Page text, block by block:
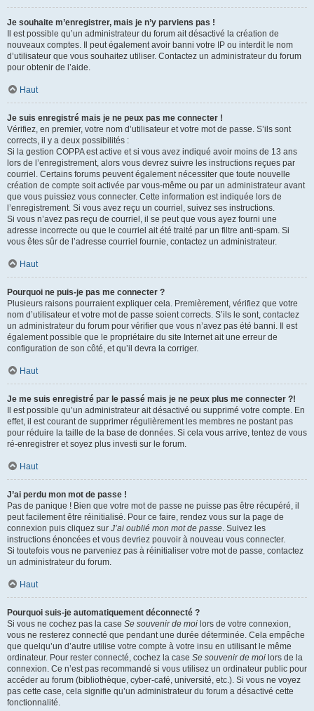
Je souhaite m’enregistrer, mais je n’y parviens pas !
Il est possible qu’un administrateur du forum ait désactivé la création de
nouveaux comptes. Il peut également avoir banni votre IP ou interdit le nom
d’utilisateur que vous souhaitez utiliser. Contactez un administrateur du forum
pour obtenir de l’aide.
Haut
Je suis enregistré mais je ne peux pas me connecter !
Vérifiez, en premier, votre nom d’utilisateur et votre mot de passe. S’ils sont
corrects, il y a deux possibilités :
Si la gestion COPPA est active et si vous avez indiqué avoir moins de 13 ans
lors de l’enregistrement, alors vous devrez suivre les instructions reçues par
courriel. Certains forums peuvent également nécessiter que toute nouvelle
création de compte soit activée par vous-même ou par un administrateur avant
que vous puissiez vous connecter. Cette information est indiquée lors de
l’enregistrement. Si vous avez reçu un courriel, suivez ses instructions.
Si vous n’avez pas reçu de courriel, il se peut que vous ayez fourni une
adresse incorrecte ou que le courriel ait été traité par un filtre anti-spam. Si
vous êtes sûr de l’adresse courriel fournie, contactez un administrateur.
Haut
Pourquoi ne puis-je pas me connecter ?
Plusieurs raisons pourraient expliquer cela. Premièrement, vérifiez que votre
nom d’utilisateur et votre mot de passe soient corrects. S’ils le sont, contactez
un administrateur du forum pour vérifier que vous n’avez pas été banni. Il est
également possible que le propriétaire du site Internet ait une erreur de
configuration de son côté, et qu’il devra la corriger.
Haut
Je me suis enregistré par le passé mais je ne peux plus me connecter ?!
Il est possible qu’un administrateur ait désactivé ou supprimé votre compte. En
effet, il est courant de supprimer régulièrement les membres ne postant pas
pour réduire la taille de la base de données. Si cela vous arrive, tentez de vous
ré-enregistrer et soyez plus investi sur le forum.
Haut
J’ai perdu mon mot de passe !
Pas de panique ! Bien que votre mot de passe ne puisse pas être récupéré, il
peut facilement être réinitialisé. Pour ce faire, rendez vous sur la page de
connexion puis cliquez sur J’ai oublié mon mot de passe. Suivez les
instructions énoncées et vous devriez pouvoir à nouveau vous connecter.
Si toutefois vous ne parveniez pas à réinitialiser votre mot de passe, contactez
un administrateur du forum.
Haut
Pourquoi suis-je automatiquement déconnecté ?
Si vous ne cochez pas la case Se souvenir de moi lors de votre connexion,
vous ne resterez connecté que pendant une durée déterminée. Cela empêche
que quelqu’un d’autre utilise votre compte à votre insu en utilisant le même
ordinateur. Pour rester connecté, cochez la case Se souvenir de moi lors de la
connexion. Ce n’est pas recommandé si vous utilisez un ordinateur public pour
accéder au forum (bibliothèque, cyber-café, université, etc.). Si vous ne voyez
pas cette case, cela signifie qu’un administrateur du forum a désactivé cette
fonctionnalité.